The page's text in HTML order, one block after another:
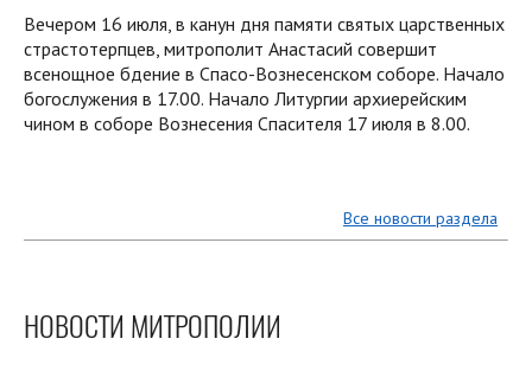
Вечером 16 июля, в канун дня памяти святых царственных
страстотерпцев, митрополит Анастасий совершит
всенощное бдение в Спасо-Вознесенском соборе. Начало
богослужения в 17.00. Начало Литургии архиерейским
чином в соборе Вознесения Спасителя 17 июля в 8.00.
Все новости раздела
НОВОСТИ МИТРОПОЛИИ